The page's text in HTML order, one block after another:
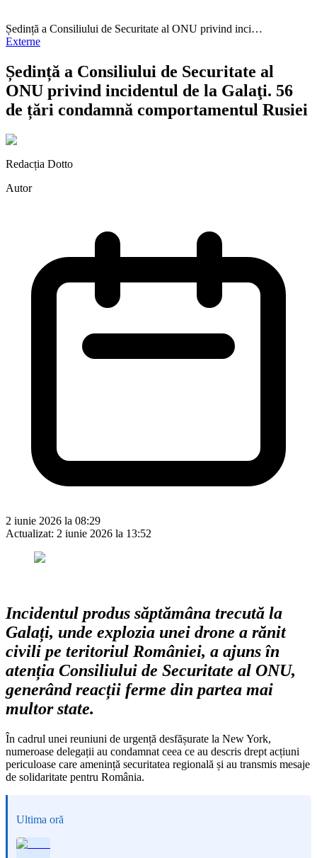
Ședință a Consiliului de Securitate al ONU privind inci…
Externe
Ședință a Consiliului de Securitate al
ONU privind incidentul de la Galaţi. 56
de țări condamnă comportamentul Rusiei
Redacția Dotto
Autor
2 iunie 2026 la 08:29
Actualizat: 2 iunie 2026 la 13:52
Incidentul produs săptămâna trecută la
Galați, unde explozia unei drone a rănit
civili pe teritoriul României, a ajuns în
atenția Consiliului de Securitate al ONU,
generând reacții ferme din partea mai
multor state.
În cadrul unei reuniuni de urgență desfășurate la New York,
numeroase delegații au condamnat ceea ce au descris drept acțiuni
periculoase care amenință securitatea regională și au transmis mesaje
de solidaritate pentru România.
Ultima oră